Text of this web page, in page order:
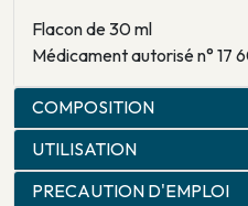
Flacon de 30 ml
Médicament autorisé n° 17
COMPOSITION
UTILISATION
PRECAUTION D'EMPLOI